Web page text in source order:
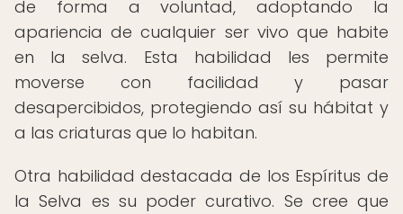
de forma a voluntad, adoptando la
apariencia de cualquier ser vivo que habite
en la selva. Esta habilidad les permite
moverse con facilidad y pasar
desapercibidos, protegiendo así su hábitat y
a las criaturas que lo habitan.
Otra habilidad destacada de los Espíritus de
la Selva es su poder curativo. Se cree que